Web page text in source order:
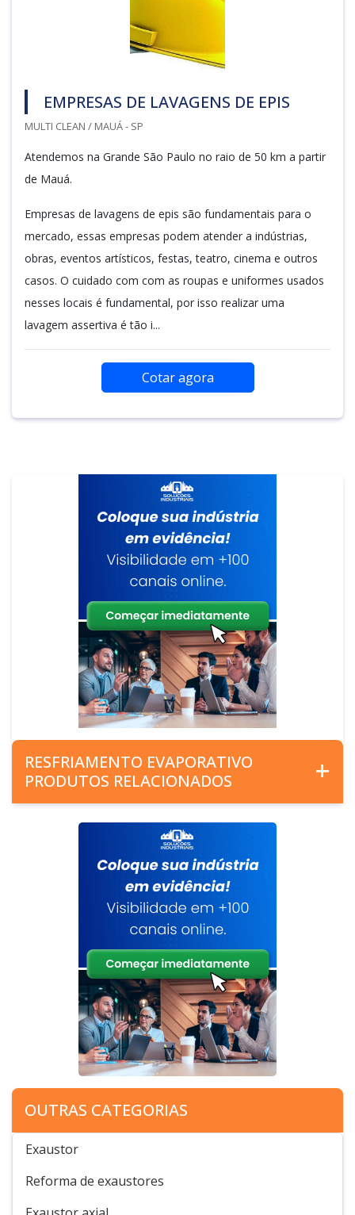
EMPRESAS DE LAVAGENS DE EPIS
MULTI CLEAN / MAUÁ - SP
Atendemos na Grande São Paulo no raio de 50 km a partir
de Mauá.
Empresas de lavagens de epis são fundamentais para o
mercado, essas empresas podem atender a indústrias,
obras, eventos artísticos, festas, teatro, cinema e outros
casos. O cuidado com com as roupas e uniformes usados
nesses locais é fundamental, por isso realizar uma
lavagem assertiva é tão i...
Cotar agora
RESFRIAMENTO EVAPORATIVO
PRODUTOS RELACIONADOS
OUTRAS CATEGORIAS
Exaustor
Reforma de exaustores